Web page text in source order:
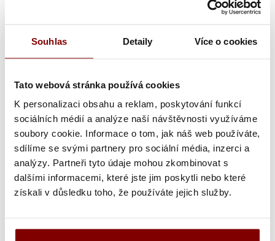
Souhlas Detaily Více o cookies
Tato webová stránka používá cookies
K personalizaci obsahu a reklam, poskytování funkcí
sociálních médií a analýze naší návštěvnosti využíváme
soubory cookie. Informace o tom, jak náš web používáte,
sdílíme se svými partnery pro sociální média, inzerci a
analýzy. Partneři tyto údaje mohou zkombinovat s
dalšími informacemi, které jste jim poskytli nebo které
získali v důsledku toho, že používáte jejich služby.
Grafická úprava loga a vyšití + 29.59€
Vyšitie loga + 5.10€
Vyšití textu + 5.10€
Grafická úprava a vyšitie (logo + text) + 34.69€